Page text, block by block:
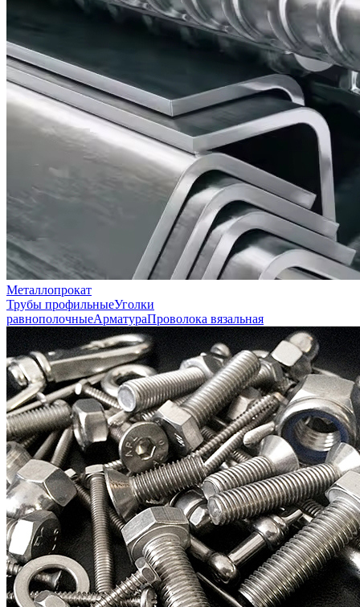
Металлопрокат
Трубы профильныеУголки
равнополочныеАрматураПроволока вязальная